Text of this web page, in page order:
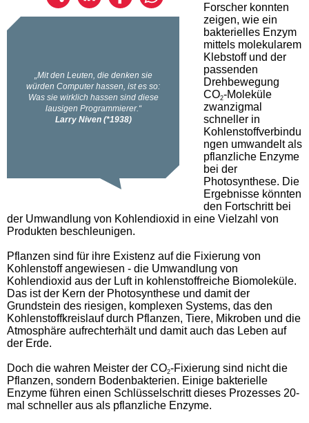
Forscher konnten
zeigen, wie ein
bakterielles Enzym
mittels molekularem
Klebstoff und der
passenden
Drehbewegung
CO2-Moleküle
zwanzigmal
schneller in
Kohlenstoffverbindu
ngen umwandelt als
pflanzliche Enzyme
bei der
Photosynthese. Die
Ergebnisse könnten
den Fortschritt bei
der Umwandlung von Kohlendioxid in eine Vielzahl von
Produkten beschleunigen.
Pflanzen sind für ihre Existenz auf die Fixierung von
Kohlenstoff angewiesen - die Umwandlung von
Kohlendioxid aus der Luft in kohlenstoffreiche Biomoleküle.
Das ist der Kern der Photosynthese und damit der
Grundstein des riesigen, komplexen Systems, das den
Kohlenstoffkreislauf durch Pflanzen, Tiere, Mikroben und die
Atmosphäre aufrechterhält und damit auch das Leben auf
der Erde.
Doch die wahren Meister der CO2-Fixierung sind nicht die
Pflanzen, sondern Bodenbakterien. Einige bakterielle
Enzyme führen einen Schlüsselschritt dieses Prozesses 20-
mal schneller aus als pflanzliche Enzyme.